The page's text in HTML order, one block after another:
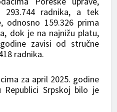
293.744 radnika, a tek
odnosno 159.326 prima
dok je na najnižu platu,
zavisi od stručne
radnika.
za april 2025. godine
Srpskoj bilo je